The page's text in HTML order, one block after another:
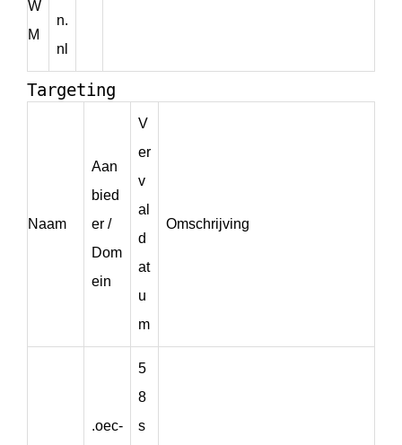
W
M
n.
nl
Targeting
Naam
Aan
bied
er /
Dom
ein
V
er
v
al
d
at
u
m
Omschrijving
.oec-
5
8
s